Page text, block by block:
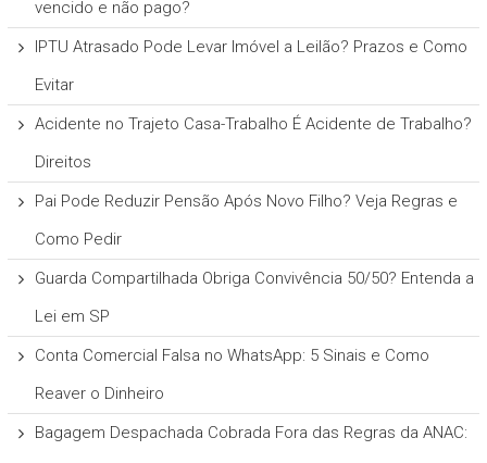
vencido e não pago?
IPTU Atrasado Pode Levar Imóvel a Leilão? Prazos e Como
Evitar
Acidente no Trajeto Casa-Trabalho É Acidente de Trabalho?
Direitos
Pai Pode Reduzir Pensão Após Novo Filho? Veja Regras e
Como Pedir
Guarda Compartilhada Obriga Convivência 50/50? Entenda a
Lei em SP
Conta Comercial Falsa no WhatsApp: 5 Sinais e Como
Reaver o Dinheiro
Bagagem Despachada Cobrada Fora das Regras da ANAC: